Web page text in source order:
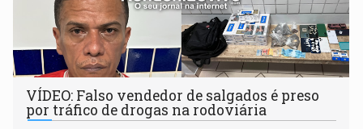
VÍDEO: Falso vendedor de salgados é preso
por tráfico de drogas na rodoviária